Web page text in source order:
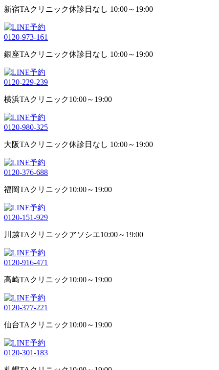
新宿TAクリニック休診日なし 10:00～19:00
0120-973-161
銀座TAクリニック休診日なし 10:00～19:00
0120-229-239
横浜TAクリニック10:00～19:00
0120-980-325
大阪TAクリニック休診日なし 10:00～19:00
0120-376-688
福岡TAクリニック10:00～19:00
0120-151-929
川越TAクリニックアソシエ10:00～19:00
0120-916-471
高崎TAクリニック10:00～19:00
0120-377-221
仙台TAクリニック10:00～19:00
0120-301-183